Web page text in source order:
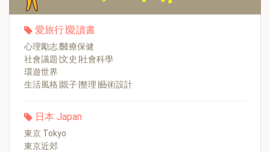
愛旅行∣愛讀書
心理勵志∣醫療保健
社會議題∣文史∣社會科學
環遊世界
生活風格∣親子∣整理∣藝術設計
日本 Japan
東京 Tokyo
東京近郊